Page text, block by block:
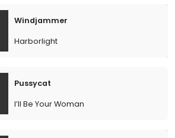
Windjammer
Harborlight
Pussycat
I’ll Be Your Woman